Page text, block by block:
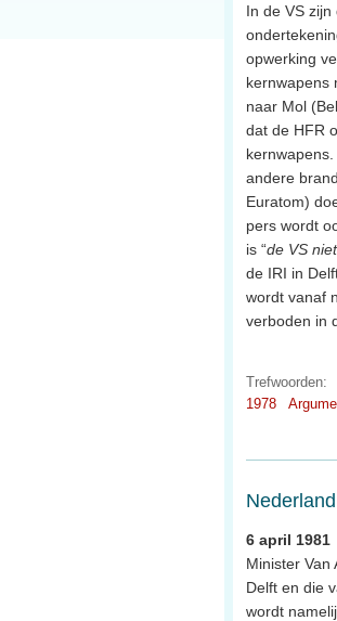
In de VS
opwerking
kernwapens
naar Mol
dat de HFR
andere
Euratom)
pers wordt
is “de VS
de IRI in
wordt vanaf
verboden in
Trefwoorden:
1978
6 april 1981
Minister
Delft en die
wordt